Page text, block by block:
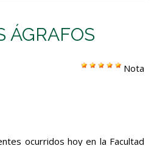
ÁGRAFOS
Nota